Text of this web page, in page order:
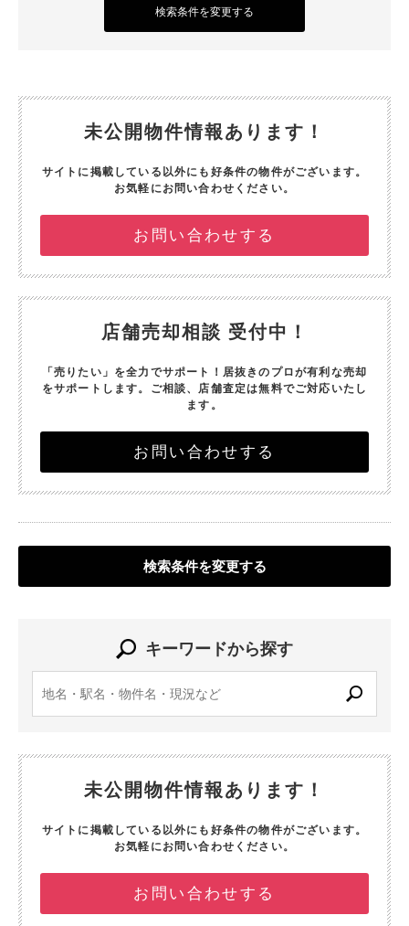
検索条件を変更する
未公開物件情報あります！
サイトに掲載している以外にも好条件の物件がございます。
お気軽にお問い合わせください。
お問い合わせする
店舗売却相談 受付中！
「売りたい」を全力でサポート！ 居抜きのプロが有利な売却
をサポートします。 ご相談、店舗査定は無料でご対応いたし
ます。
お問い合わせする
検索条件を変更する
キーワードから探す
未公開物件情報あります！
サイトに掲載している以外にも好条件の物件がございます。
お気軽にお問い合わせください。
お問い合わせする